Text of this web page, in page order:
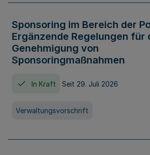
Sponsoring im Bereich der
Ergänzende Regelungen für
Genehmigung von
Sponsoringmaßnahmen
In Kraft Seit 29. Juli 2026
Verwaltungsvorschrift